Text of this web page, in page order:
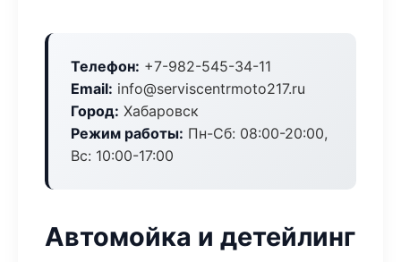
Телефон: +7-982-545-34-11
Email: info@serviscentrmoto217.ru
Город: Хабаровск
Режим работы: Пн-Сб: 08:00-20:00,
Вс: 10:00-17:00
Автомойка и детейлинг